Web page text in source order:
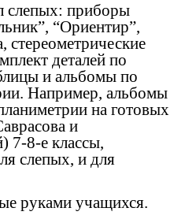
слепых: приборы
“Ориентир”,
деталей по
и альбомы по
Например, альбомы
на готовых
и
7-8-е классы,
слепых, и для
руками учащихся.